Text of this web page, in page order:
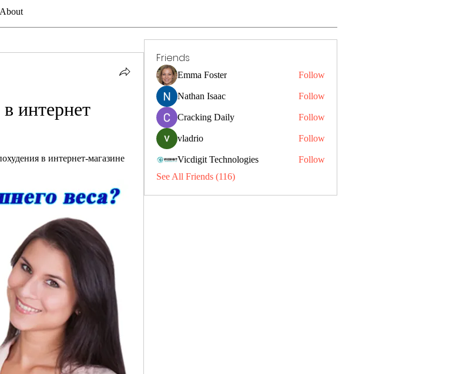
About
интернет
в интернет-магазине
Friends
Emma Foster Follow
Nathan Isaac Follow
Cracking Daily Follow
vladrio Follow
Vicdigit Technologies
Follow
See All Friends (116)